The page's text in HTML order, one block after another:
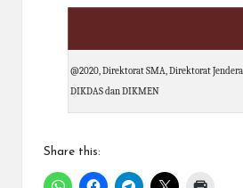
@2020, Direktorat SMA, Direktorat
DIKDAS dan DIKMEN
Share this: